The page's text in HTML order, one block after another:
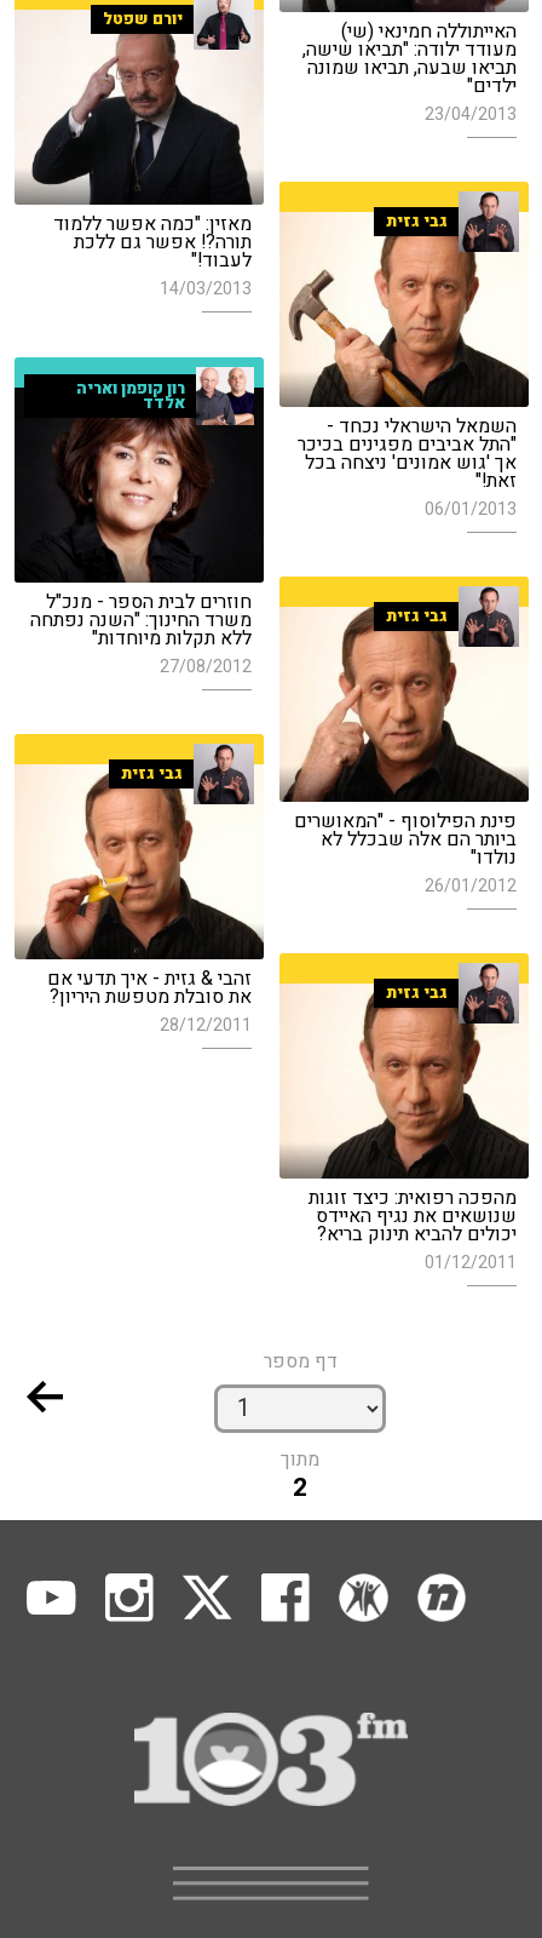
האייתוללה חמינאי (שי)
מעודד ילודה: "תביאו שישה,
תביאו שבעה, תביאו שמונה
ילדים"
23/04/2013
יורם שפטל
מאזין: "כמה אפשר ללמוד
תורה?! אפשר גם ללכת
לעבוד!"
14/03/2013
גבי גזית
השמאל הישראלי נכחד -
"התל אביבים מפגינים בכיכר
אך 'גוש אמונים' ניצחה בכל
זאת!"
06/01/2013
רון קופמן ואריה
אלדד
חוזרים לבית הספר - מנכ"ל
משרד החינוך: "השנה נפתחה
ללא תקלות מיוחדות"
27/08/2012
גבי גזית
פינת הפילוסוף - "המאושרים
ביותר הם אלה שבכלל לא
נולדו"
26/01/2012
גבי גזית
זהבי & גזית - איך תדעי אם
את סובלת מטפשת היריון?
28/12/2011
גבי גזית
מהפכה רפואית: כיצד זוגות
שנושאים את נגיף האיידס
יכולים להביא תינוק בריא?
01/12/2011
דף מספר
מתוך
2